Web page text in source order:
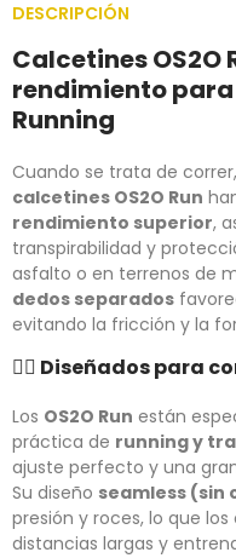
DESCRIPCIÓN
Calcetines OS2O
rendimiento
Running
Cuando se trata de
calcetines OS2O Run
rendimiento superior,
transpirabilidad y
asfalto o en terrenos de
dedos separados
evitando la fricción y la
🏃‍♂️ Diseñados para
Los OS2O Run están
práctica de running y
ajuste perfecto y una
Su diseño seamless (sin
presión y roces, lo que
distancias largas y